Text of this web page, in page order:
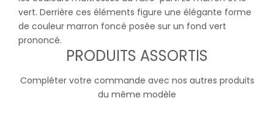
vert. Derrière ces éléments figure une élégante forme
de couleur marron foncé posée sur un fond vert
prononcé.
PRODUITS ASSORTIS
Compléter votre commande avec nos autres produits
du même modèle